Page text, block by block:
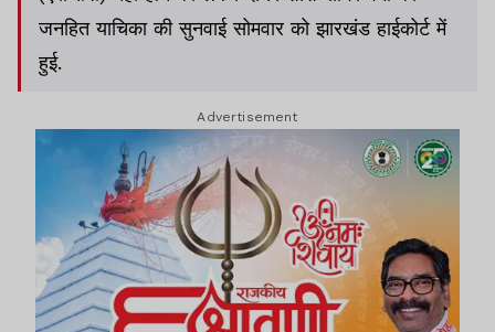
जनहित याचिका की सुनवाई सोमवार को झारखंड हाईकोर्ट में
हुई.
Advertisement